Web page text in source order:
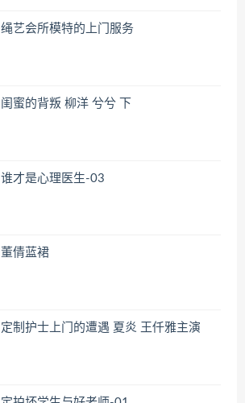
绳艺会所模特的上门服务
闺蜜的背叛 柳洋 兮兮 下
谁才是心理医生-03
董倩蓝裙
定制护士上门的遭遇 夏炎 王仟雅主演